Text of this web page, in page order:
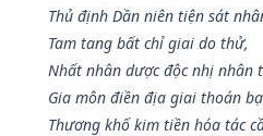
Thủ định Dần niên tiện sát
Tam tang bất chỉ giai do thử,
Nhất nhân dược độc nhị nhân
Gia môn điền địa giai thoán
Thương khố kim tiền hóa tác